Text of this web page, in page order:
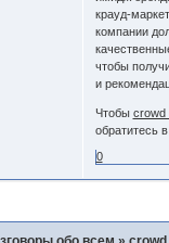
крауд-
компании
чтобы
и
Чтобы crowd
обратитесь
0